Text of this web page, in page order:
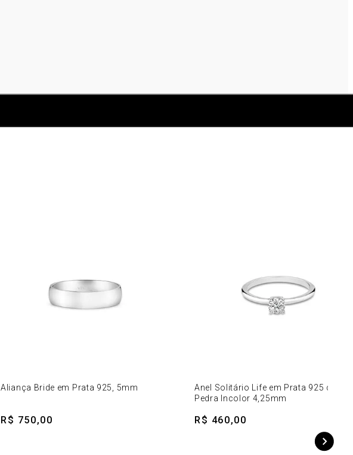
Aliança Bride em Prata 925, 5mm
R$ 750,00
Anel Solitário Life em Prata 925 com
Pedra Incolor 4,25mm
R$ 460,00